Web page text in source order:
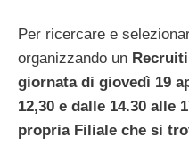
Per ricercare e
organizzando un
giornata di giovedì 19
12,30 e dalle 14.30 alle
propria Filiale che si